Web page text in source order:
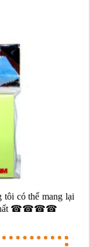
có thể mang lại
nhất ☎☎☎☎